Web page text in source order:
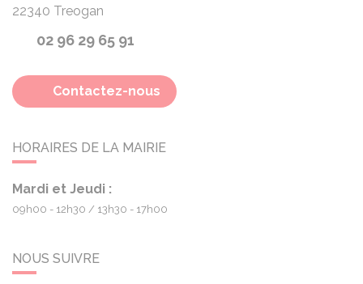
22340 Treogan
02 96 29 65 91
Contactez-nous
HORAIRES DE LA MAIRIE
Mardi et Jeudi :
09h00 - 12h30 13h30 - 17h00
NOUS SUIVRE